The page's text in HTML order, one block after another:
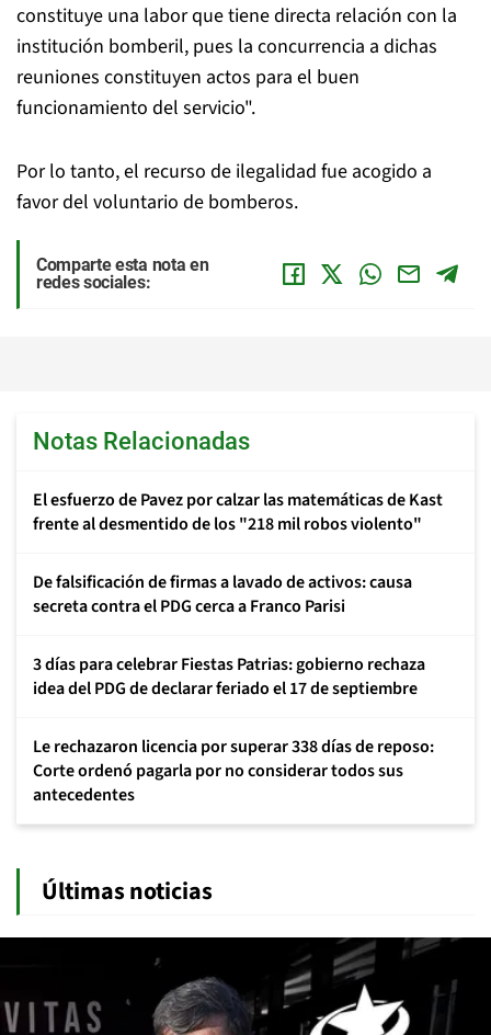
constituye una labor que tiene directa relación con la
institución bomberil, pues la concurrencia a dichas
reuniones constituyen actos para el buen
funcionamiento del servicio".
Por lo tanto, el recurso de ilegalidad fue acogido a
favor del voluntario de bomberos.
Comparte esta nota en
redes sociales:
Notas Relacionadas
El esfuerzo de Pavez por calzar las matemáticas de Kast
frente al desmentido de los "218 mil robos violento"
De falsificación de firmas a lavado de activos: causa
secreta contra el PDG cerca a Franco Parisi
3 días para celebrar Fiestas Patrias: gobierno rechaza
idea del PDG de declarar feriado el 17 de septiembre
Le rechazaron licencia por superar 338 días de reposo:
Corte ordenó pagarla por no considerar todos sus
antecedentes
Últimas noticias